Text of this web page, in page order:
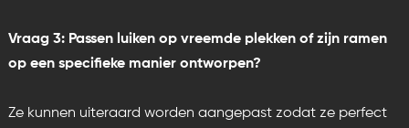
Vraag 3: Passen luiken op vreemde plekken of zijn ramen
op een specifieke manier ontworpen?
Ze kunnen uiteraard worden aangepast zodat ze perfect